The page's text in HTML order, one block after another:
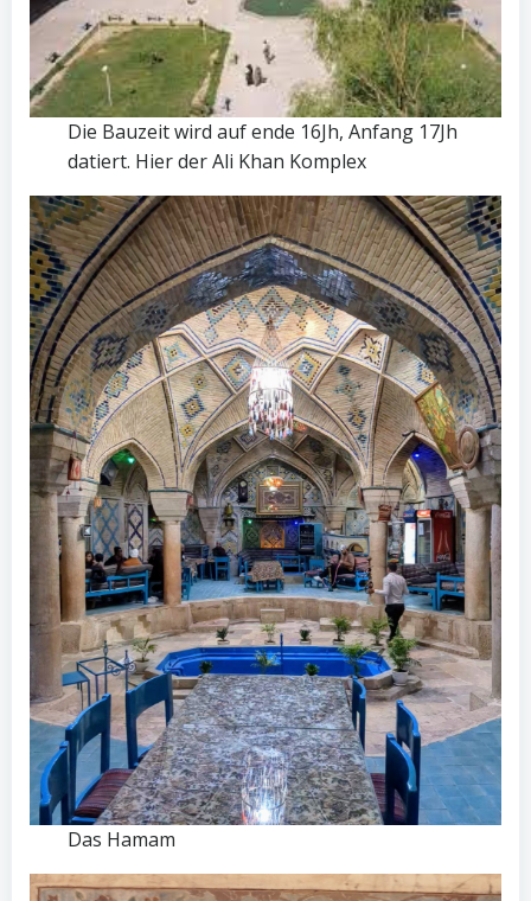
Die Bauzeit wird auf ende 16Jh, Anfang 17Jh
datiert. Hier der Ali Khan Komplex
Das Hamam